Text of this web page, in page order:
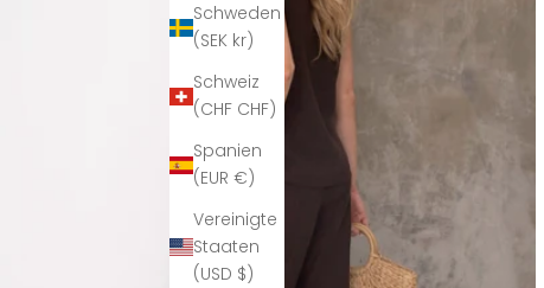
Schweden
(SEK kr)
Schweiz
(CHF CHF)
Spanien
(EUR €)
Vereinigte
Staaten
(USD $)